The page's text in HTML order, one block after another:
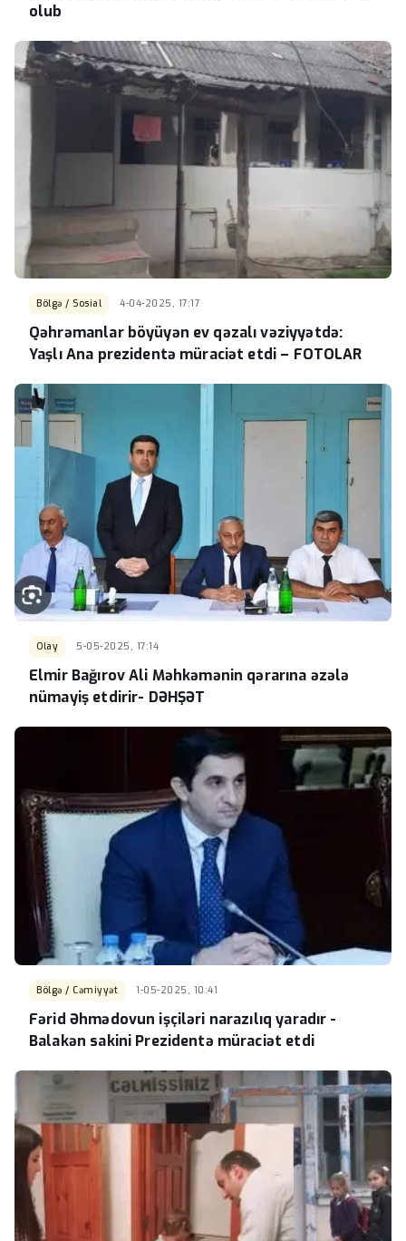
olub
Bölgə / Sosial 4-04-2025, 17:17
Qəhrəmanlar böyüyən ev qəzalı vəziyyətdə:
Yaşlı Ana prezidentə müraciət etdi – FOTOLAR
Olay 5-05-2025, 17:14
Elmir Bağırov Ali Məhkəmənin qərarına əzələ
nümayiş etdirir- DƏHŞƏT
Bölgə / Cəmiyyət 1-05-2025, 10:41
Fərid Əhmədovun işçiləri narazılıq yaradır -
Balakən sakini Prezidentə müraciət etdi